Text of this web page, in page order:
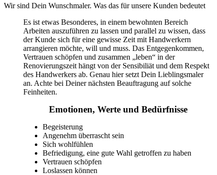
Wir sind Dein Wunschmaler. Was das für unsere Kunden bedeutet
Es ist etwas Besonderes, in einem bewohnten Bereich
Arbeiten auszuführen zu lassen und parallel zu wissen, dass
der Kunde sich für eine gewisse Zeit mit Handwerkern
arrangieren möchte, will und muss. Das Entgegenkommen,
Vertrauen schöpfen und zusammen „leben“ in der
Renovierungszeit hängt von der Sensibiliät und dem Respekt
des Handwerkers ab. Genau hier setzt Dein Lieblingsmaler
an. Achte bei Deiner nächsten Beauftragung auf solche
Feinheiten.
Emotionen, Werte und Bedürfnisse
Begeisterung
Angenehm überrascht sein
Sich wohlfühlen
Befriedigung, eine gute Wahl getroffen zu haben
Vertrauen schöpfen
Loslassen können